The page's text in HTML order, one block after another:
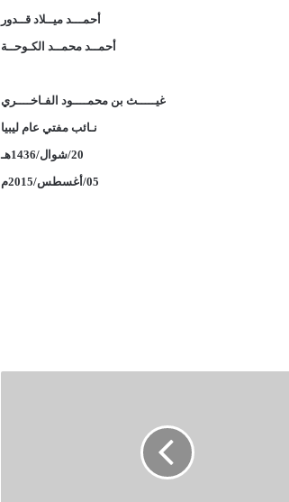
أحمـــد ميــلاد قــدور
أحمــد محمــد الكـوحــة
غيـــــث بن محمــــود الفـاخــــري
نـائب مفتي عام ليبيا
20/شوال/1436هـ
05/أغسطس/2015م